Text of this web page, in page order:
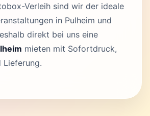
Verleih sind wir der ideale
in Pulheim und
direkt bei uns eine
mieten mit Sofortdruck,
Lieferung.